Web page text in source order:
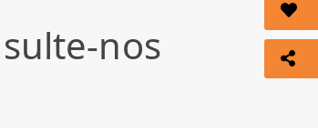
nos